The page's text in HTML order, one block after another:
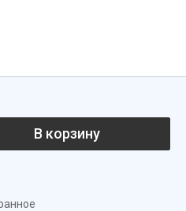
В корзину